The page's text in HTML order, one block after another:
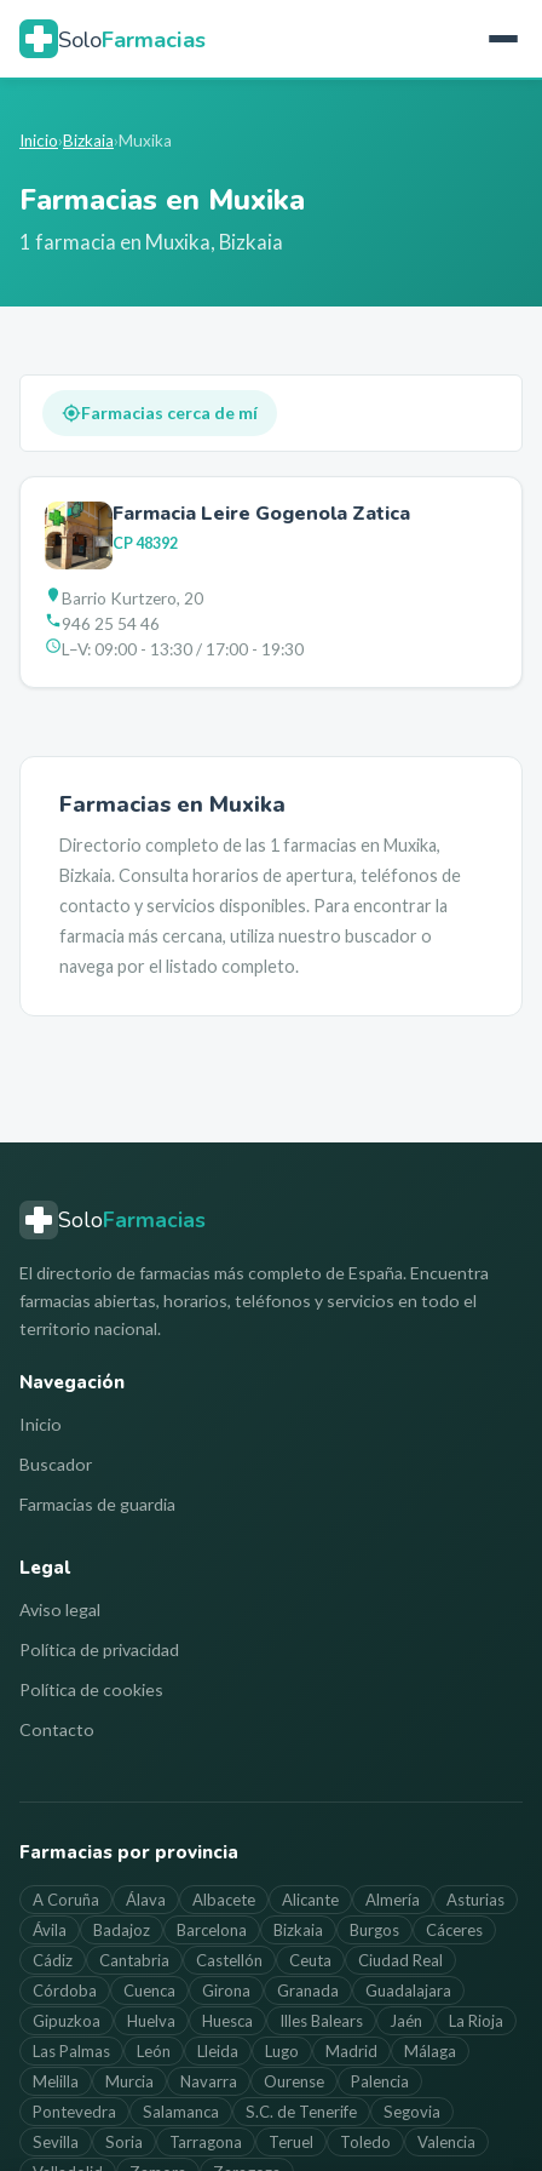
SoloFarmacias
Inicio›Bizkaia›Muxika
Farmacias en Muxika
1 farmacia en Muxika, Bizkaia
Farmacias cerca de mí
Farmacia Leire Gogenola Zatica
CP48392
Barrio Kurtzero, 20
946 25 54 46
L–V:09:00 - 13:30 / 17:00 - 19:30
Farmacias en Muxika
Directorio completo de las 1 farmacias en Muxika,
Bizkaia. Consulta horarios de apertura, teléfonos de
contacto y servicios disponibles. Para encontrar la
farmacia más cercana, utiliza nuestro buscador o
navega por el listado completo.
SoloFarmacias
El directorio de farmacias más completo de España. Encuentra
farmacias abiertas, horarios, teléfonos y servicios en todo el
territorio nacional.
Navegación
Inicio
Buscador
Farmacias de guardia
Legal
Aviso legal
Política de privacidad
Política de cookies
Contacto
Farmacias por provincia
A Coruña Álava Albacete Alicante Almería
Asturias
Ávila
Badajoz Barcelona Bizkaia Burgos
Cáceres
Cádiz
Cantabria Castellón Ceuta
Ciudad Real
Córdoba
Cuenca Girona Granada
Guadalajara
Gipuzkoa
Huelva Huesca Illes Balears Jaén
La Rioja
Las Palmas
León Lleida Lugo Madrid
Málaga
Melilla
Murcia Navarra Ourense
Palencia
Pontevedra
Salamanca S.C. de Tenerife
Segovia
Sevilla
Soria Tarragona Teruel Toledo
Valencia